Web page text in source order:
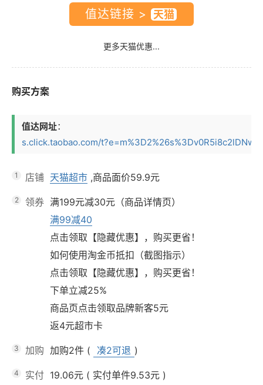
值达链接 >
更多天猫优惠...
购买方案
值达网址：
s.click.taobao.com/
1 店铺 天猫超市 ,商品面价59.9元
2 领券 满199元减30元（商品详情页）
满99减40
点击领取【隐藏优惠】，购买更省！
如何使用淘金币抵扣（截图指示）
点击领取【隐藏优惠】，购买更省！
下单立减25%
商品页点击领取品牌新客5元
返4元超市卡
3 加购 加购2件 ( 凑2可退 )
4 实付 19.06元 ( 实付单件9.53元 )